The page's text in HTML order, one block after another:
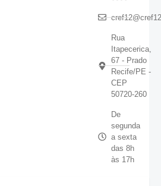
Rua
Itapecerica,
67 - Prado
Recife/PE -
CEP
50720-260
De
segunda
a sexta
das 8h
às 17h